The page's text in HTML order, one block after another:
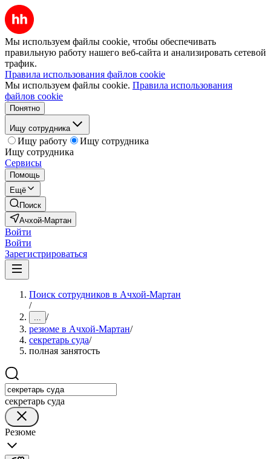
Мы используем файлы cookie, чтобы обеспечивать
правильную работу нашего веб-сайта и анализировать сетевой
трафик.
Правила использования файлов cookie
Мы используем файлы cookie. Правила использования
файлов cookie
Понятно
Ищу сотрудника
Ищу работу
Ищу сотрудника
Ищу сотрудника
Сервисы
Помощь
Ещё
Поиск
Ачхой-Мартан
Войти
Войти
Зарегистрироваться
Поиск сотрудников в Ачхой-Мартан
/
... /
резюме в Ачхой-Мартан/
секретарь суда/
полная занятость
секретарь суда
Резюме